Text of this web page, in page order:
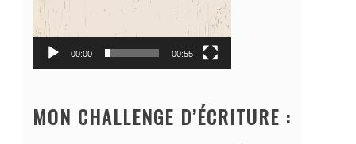
00:00 00:55
MON CHALLENGE D’ÉCRITURE :